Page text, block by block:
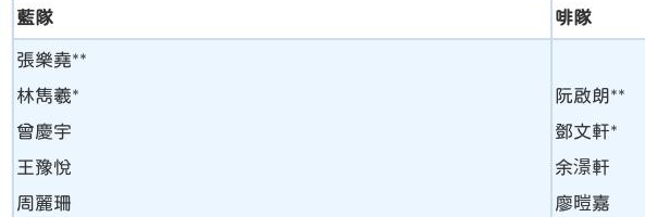
藍隊 啡隊
張樂堯**
林雋羲*
曾慶宇
王豫悅
周麗珊
阮啟朗**
鄧文軒*
余澋軒
廖暟嘉